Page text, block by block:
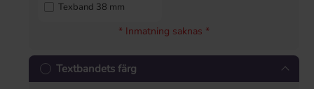
Texband 38 mm
* Inmatning saknas *
Textbandets färg